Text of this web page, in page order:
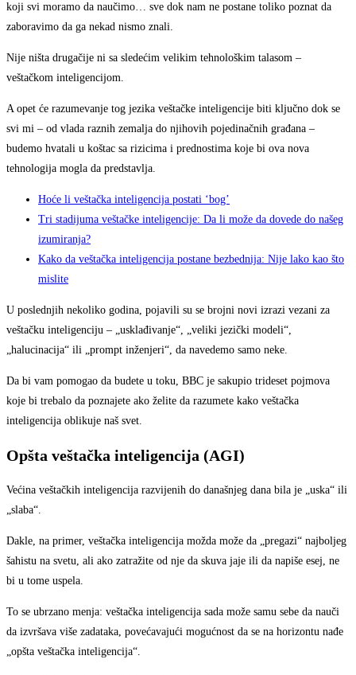
koji svi moramo da naučimo… sve dok nam ne postane toliko poznat da
zaboravimo da ga nekad nismo znali.
Nije ništa drugačije ni sa sledećim velikim tehnološkim talasom –
veštačkom inteligencijom.
A opet će razumevanje tog jezika veštačke inteligencije biti ključno dok se
svi mi – od vlada raznih zemalja do njihovih pojedinačnih građana –
budemo hvatali u koštac sa rizicima i prednostima koje bi ova nova
tehnologija mogla da predstavlja.
Hoće li veštačka inteligencija postati ‘bog’
Tri stadijuma veštačke inteligencije: Da li može da dovede do našeg
izumiranja?
Kako da veštačka inteligencija postane bezbednija: Nije lako kao što
mislite
U poslednjih nekoliko godina, pojavili su se brojni novi izrazi vezani za
veštačku inteligenciju – „usklađivanje“, „veliki jezički modeli“,
„halucinacija“ ili „prompt inženjeri“, da navedemo samo neke.
Da bi vam pomogao da budete u toku, BBC je sakupio trideset pojmova
koje bi trebalo da poznajete ako želite da razumete kako veštačka
inteligencija oblikuje naš svet.
Opšta veštačka inteligencija (AGI)
Većina veštačkih inteligencija razvijenih do današnjeg dana bila je „uska“ ili
„slaba“.
Dakle, na primer, veštačka inteligencija možda može da „pregazi“ najboljeg
šahistu na svetu, ali ako zatražite od nje da skuva jaje ili da napiše esej, ne
bi u tome uspela.
To se ubrzano menja: veštačka inteligencija sada može samu sebe da nauči
da izvršava više zadataka, povećavajući mogućnost da se na horizontu nađe
„opšta veštačka inteligencija“.